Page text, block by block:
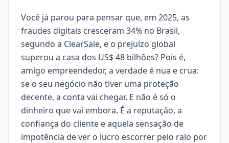
Você já parou para pensar que, em 2025, as
fraudes digitais cresceram 34% no Brasil,
segundo a ClearSale, e o prejuízo global
superou a casa dos US$ 48 bilhões? Pois é,
amigo empreendedor, a verdade é nua e crua:
se o seu negócio não tiver uma proteção
decente, a conta vai chegar. E não é só o
dinheiro que vai embora. É a reputação, a
confiança do cliente e aquela sensação de
impotência de ver o lucro escorrer pelo ralo por